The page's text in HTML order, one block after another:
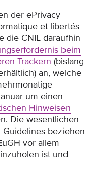
der ePrivacy
et libertés
die CNIL daraufhin
beim
Trackern (bislang
an, welche
um einen
Hinweisen
Die wesentlichen
beziehen
vor allem
ist und